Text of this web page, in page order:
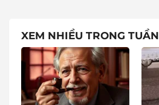
XEM NHIỀU TRONG TUẦN